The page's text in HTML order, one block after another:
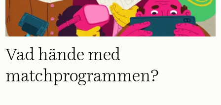
Vad hände med
matchprogrammen?